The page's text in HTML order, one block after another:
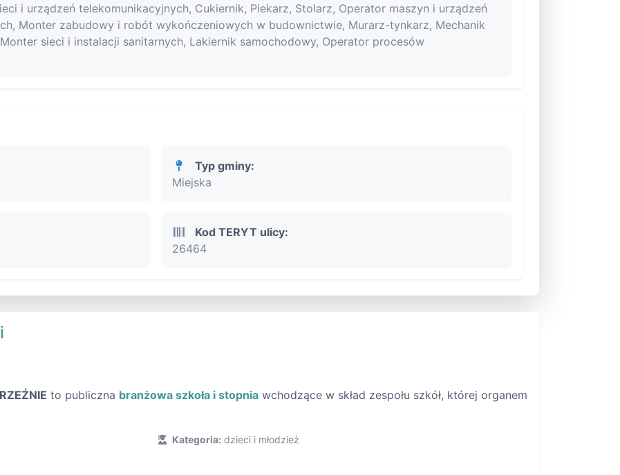
i urządzeń telekomunikacyjnych, Cukiernik, Piekarz, Stolarz, Operator maszyn i urządzeń
Monter zabudowy i robót wykończeniowych w budownictwie, Murarz-tynkarz, Mechanik
sieci i instalacji sanitarnych, Lakiernik samochodowy, Operator procesów
Typ gminy:
Miejska
Kod TERYT ulicy:
26464
to publiczna branżowa szkoła i stopnia wchodzące w skład zespołu szkół, której organem
Kategoria: dzieci i młodzież